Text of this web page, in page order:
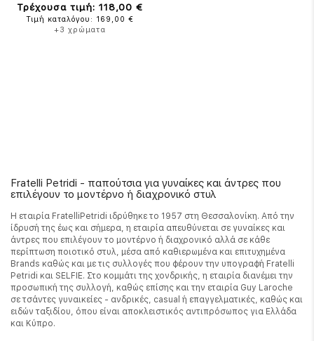
Τρέχουσα τιμή: 118,00 €
Τιμή καταλόγου: 169,00 €
+3 χρώματα
Fratelli Petridi - παπούτσια για γυναίκες και άντρες που
επιλέγουν το μοντέρνο ή διαχρονικό στυλ
Η εταιρία FratelliPetridi ιδρύθηκε το 1957 στη Θεσσαλονίκη. Από την
ίδρυσή της έως και σήμερα, η εταιρία απευθύνεται σε γυναίκες και
άντρες που επιλέγουν το μοντέρνο ή διαχρονικό αλλά σε κάθε
περίπτωση ποιοτικό στυλ, μέσα από καθιερωμένα και επιτυχημένα
Brands καθώς και με τις συλλογές που φέρουν την υπογραφή Fratelli
Petridi και SELFIE. Στο κομμάτι της χονδρικής, η εταιρία διανέμει την
προσωπική της συλλογή, καθώς επίσης και την εταιρία Guy Laroche
σε τσάντες γυναικείες - ανδρικές, casual ή επαγγελματικές, καθώς και
ειδών ταξιδίου, όπου είναι αποκλειστικός αντιπρόσωπος για Ελλάδα
και Κύπρο.